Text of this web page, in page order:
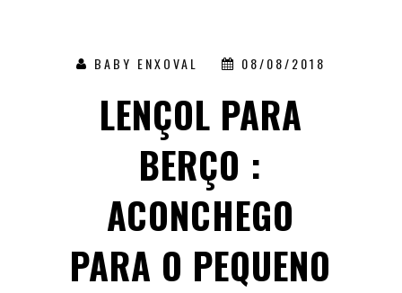
BABY ENXOVAL 08/08/2018
LENÇOL PARA
BERÇO :
ACONCHEGO
PARA O PEQUENO